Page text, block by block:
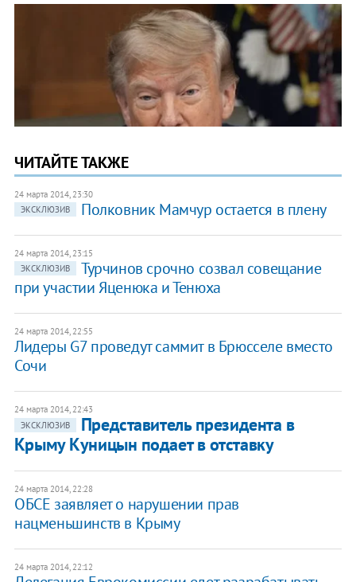
ЧИТАЙТЕ ТАКЖЕ
24 марта 2014, 23:30
ЭКСКЛЮЗИВ
Полковник Мамчур остается в плену
24 марта 2014, 23:15
ЭКСКЛЮЗИВ
Турчинов срочно созвал совещание
при участии Яценюка и Тенюха
24 марта 2014, 22:55
Лидеры G7 проведут саммит в Брюсселе вместо
Сочи
24 марта 2014, 22:43
ЭКСКЛЮЗИВ
Представитель президента в
Крыму Куницын подает в отставку
24 марта 2014, 22:28
ОБСЕ заявляет о нарушении прав
нацменьшинств в Крыму
24 марта 2014, 22:12